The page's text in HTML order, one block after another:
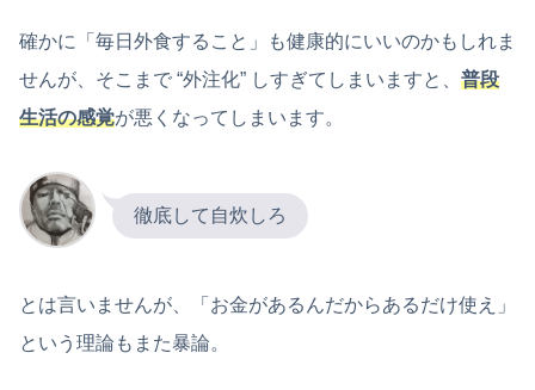
確かに「毎日外食すること」も健康的にいいのかもしれま
せんが、そこまで “外注化” しすぎてしまいますと、 普段
生活の感覚が悪くなってしまいます。
徹底して自炊しろ
とは言いませんが、「お金があるんだからあるだけ使え」
という理論もまた暴論。